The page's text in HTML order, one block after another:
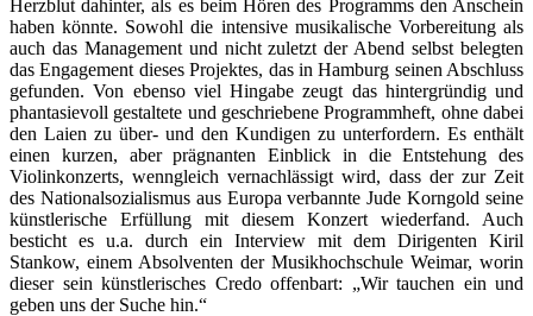
Herzblut dahinter, als es beim Hören des Programms den Anschein
haben könnte. Sowohl die intensive musikalische Vorbereitung als
auch das Management und nicht zuletzt der Abend selbst belegten
das Engagement dieses Projektes, das in Hamburg seinen Abschluss
gefunden. Von ebenso viel Hingabe zeugt das hintergründig und
phantasievoll gestaltete und geschriebene Programmheft, ohne dabei
den Laien zu über- und den Kundigen zu unterfordern. Es enthält
einen kurzen, aber prägnanten Einblick in die Entstehung des
Violinkonzerts, wenngleich vernachlässigt wird, dass der zur Zeit
des Nationalsozialismus aus Europa verbannte Jude Korngold seine
künstlerische Erfüllung mit diesem Konzert wiederfand. Auch
besticht es u.a. durch ein Interview mit dem Dirigenten Kiril
Stankow, einem Absolventen der Musikhochschule Weimar, worin
dieser sein künstlerisches Credo offenbart: „Wir tauchen ein und
geben uns der Suche hin.“